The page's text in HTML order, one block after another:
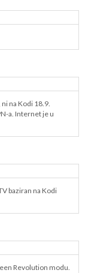
na Kodi 18.9.
a. Internet je u
baziran na Kodi
Revolution modu.